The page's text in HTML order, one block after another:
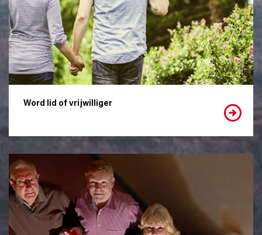
Word lid of vrijwilliger